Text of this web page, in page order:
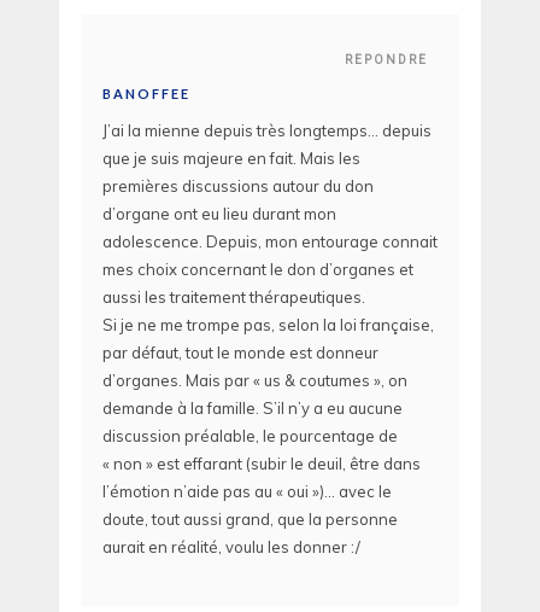
REPONDRE
BANOFFEE
J’ai la mienne depuis très longtemps… depuis
que je suis majeure en fait. Mais les
premières discussions autour du don
d’organe ont eu lieu durant mon
adolescence. Depuis, mon entourage connait
mes choix concernant le don d’organes et
aussi les traitement thérapeutiques.
Si je ne me trompe pas, selon la loi française,
par défaut, tout le monde est donneur
d’organes. Mais par « us & coutumes », on
demande à la famille. S’il n’y a eu aucune
discussion préalable, le pourcentage de
« non » est effarant (subir le deuil, être dans
l’émotion n’aide pas au « oui »)… avec le
doute, tout aussi grand, que la personne
aurait en réalité, voulu les donner :/